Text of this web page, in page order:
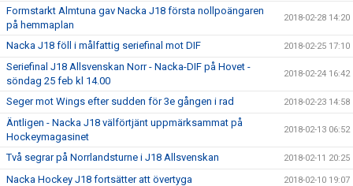
Formstarkt Almtuna gav Nacka J18 första nollpoängaren
på hemmaplan
2018-02-28 14:20
Nacka J18 föll i målfattig seriefinal mot DIF 2018-02-25 17:10
Seriefinal J18 Allsvenskan Norr - Nacka-DIF på Hovet -
söndag 25 feb kl 14.00
2018-02-24 16:42
Seger mot Wings efter sudden för 3e gången i rad 2018-02-23 14:58
Äntligen - Nacka J18 välförtjänt uppmärksammat på
Hockeymagasinet
2018-02-13 06:52
Två segrar på Norrlandsturne i J18 Allsvenskan 2018-02-11 20:25
Nacka Hockey J18 fortsätter att övertyga 2018-02-10 19:07